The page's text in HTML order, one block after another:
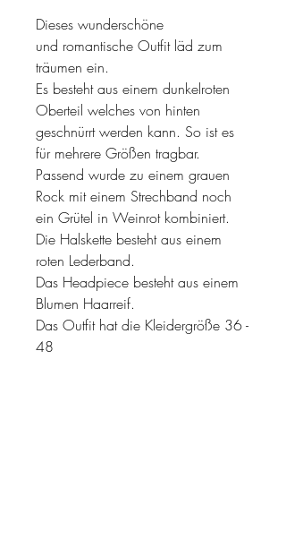
Dieses wunderschöne
und romantische Outfit läd zum
träumen ein.
Es besteht aus einem dunkelroten
Oberteil welches von hinten
geschnürrt werden kann. So ist es
für mehrere Größen tragbar.
Passend wurde zu einem grauen
Rock mit einem Strechband noch
ein Grütel in Weinrot kombiniert.
Die Halskette besteht aus einem
roten Lederband.
Das Headpiece besteht aus einem
Blumen Haarreif.
Das Outfit hat die Kleidergröße 36 -
48